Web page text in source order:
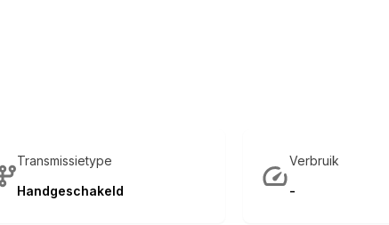
Transmissietype
Handgeschakeld
Verbruik
-